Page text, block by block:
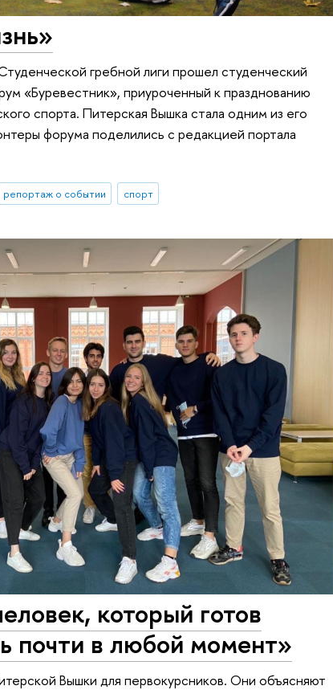
гребной лиги прошел студенческий
«Буревестник», приуроченный к празднованию
спорта. Питерская Вышка стала одним из его
форума поделились с редакцией портала
репортаж о событии спорт
который готов
почти в любой момент»
Вышки для первокурсников. Они объясняют